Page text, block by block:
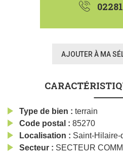
AJOUTER À MA
Type de bien
terrain
Code postal
85270
Localisation
Saint-Hilaire-
Secteur
SECTEUR